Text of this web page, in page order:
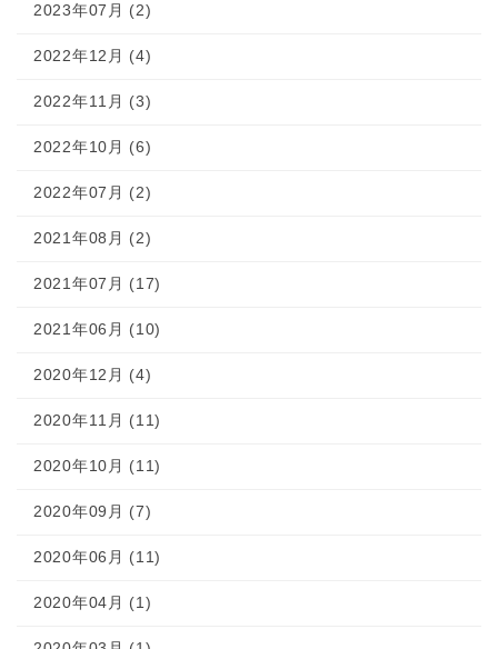
2023年07月 (2)
2022年12月 (4)
2022年11月 (3)
2022年10月 (6)
2022年07月 (2)
2021年08月 (2)
2021年07月 (17)
2021年06月 (10)
2020年12月 (4)
2020年11月 (11)
2020年10月 (11)
2020年09月 (7)
2020年06月 (11)
2020年04月 (1)